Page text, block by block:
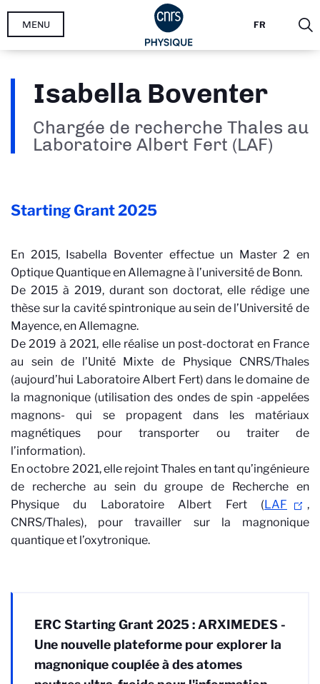
Aller
FR
MENU
Isabella Boventer
Chargée de recherche Thales au
Laboratoire Albert Fert (LAF)
Starting Grant2025
En 2015, Isabella Boventer effectue un Master 2 en
Optique Quantique en Allemagne à l’université de Bonn.
De 2015 à 2019, durant son doctorat, elle rédige une
thèse sur la cavité spintronique au sein de l’Université de
Mayence, en Allemagne.
De 2019 à 2021, elle réalise un post-doctorat en France
au sein de l’Unité Mixte de Physique CNRS/Thales
(aujourd’hui Laboratoire Albert Fert) dans le domaine de
la magnonique (utilisation des ondes de spin -appelées
magnons- qui se propagent dans les matériaux
magnétiques pour transporter ou traiter de
l’information).
En octobre 2021, elle rejoint Thales en tant qu’ingénieure
de recherche au sein du groupe de Recherche en
Physique du Laboratoire Albert Fert (LAF
,
CNRS/Thales), pour travailler sur la magnonique
quantique et l’oxytronique.
ERC Starting Grant 2025 : ARXIMEDES -
Une nouvelle plateforme pour explorer la
magnonique couplée à des atomes